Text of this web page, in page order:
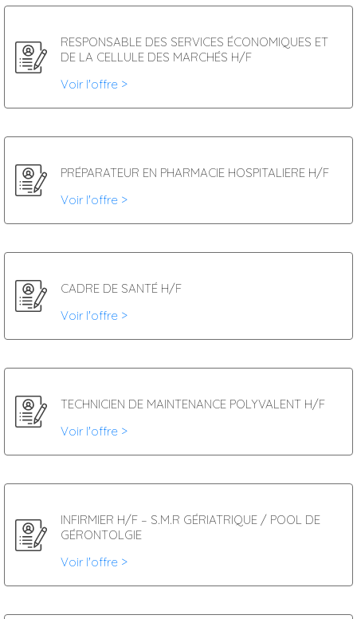
RESPONSABLE DES SERVICES ÉCONOMIQUES ET
DE LA CELLULE DES MARCHÉS H/F
Voir l'offre >
PRÉPARATEUR EN PHARMACIE HOSPITALIERE H/F
Voir l'offre >
CADRE DE SANTÉ H/F
Voir l'offre >
TECHNICIEN DE MAINTENANCE POLYVALENT H/F
Voir l'offre >
INFIRMIER H/F – S.M.R GÉRIATRIQUE / POOL DE
GÉRONTOLGIE
Voir l'offre >